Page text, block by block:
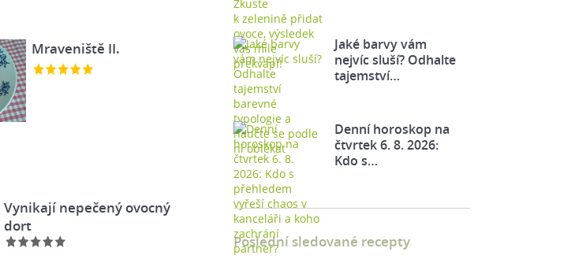
Mraveniště II.
Vynikají nepečený ovocný
dort
Jaké barvy vám
nejvíc sluší? Odhalte
tajemství…
Denní horoskop na
čtvrtek 6. 8. 2026:
Kdo s…
Poslední sledované recepty